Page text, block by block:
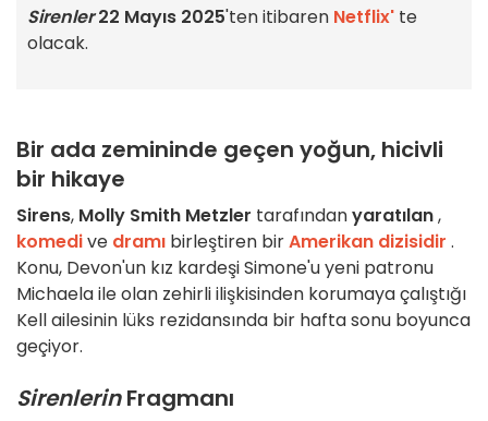
Sirenler 22 Mayıs 2025'ten itibaren Netflix' te
olacak.
Bir ada zemininde geçen yoğun, hicivli
bir hikaye
Sirens, Molly Smith Metzler tarafındanyaratılan,
komedive dramı birleştiren birAmerikan dizisidir .
Konu, Devon'un kız kardeşi Simone'u yeni patronu
Michaela ile olan zehirli ilişkisinden korumaya çalıştığı
Kell ailesinin lüks rezidansında bir hafta sonu boyunca
geçiyor.
SirenlerinFragmanı